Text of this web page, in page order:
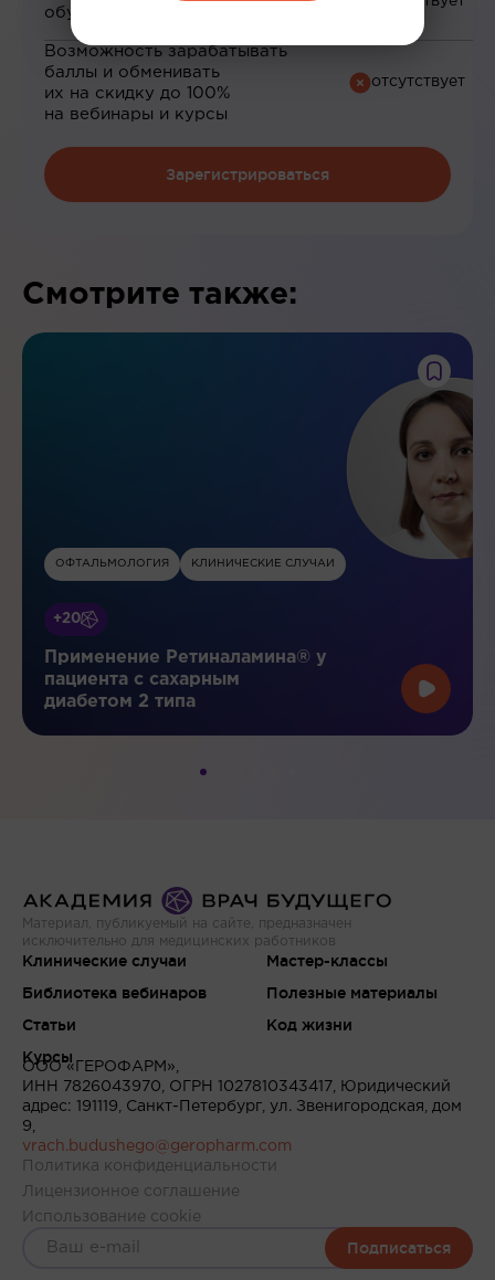
обучению
Возможность зарабатывать
баллы и обменивать
их на скидку до 100%
на вебинары и курсы
Зарегистрироваться
Смотрите также:
ОФТАЛЬМОЛОГИЯ КЛИНИЧЕСКИЕ СЛУЧАИ
+20
Применение Ретиналамина® у
пациента с сахарным
диабетом 2 типа
Материал, публикуемый на сайте, предназначен
исключительно для медицинских работников
Клинические случаи
Библиотека вебинаров
Статьи
Курсы
Мастер-классы
Полезные материалы
Код жизни
ООО «ГЕРОФАРМ»,
ИНН 7826043970, ОГРН 1027810343417, Юридический
адрес: 191119, Санкт-Петербург, ул. Звенигородская, дом
9,
vrach.budushego@geropharm.com
Политика конфиденциальности
Лицензионное соглашение
Использование cookie
Подписаться